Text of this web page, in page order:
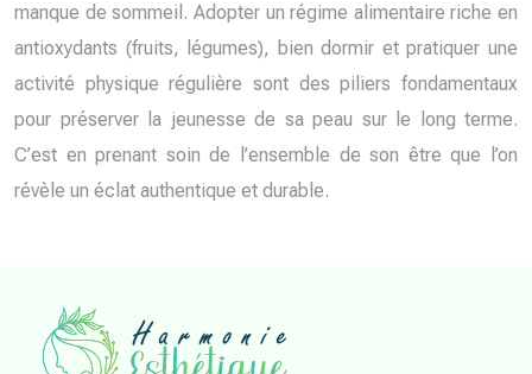
manque de sommeil. Adopter un régime alimentaire riche en
antioxydants (fruits, légumes), bien dormir et pratiquer une
activité physique régulière sont des piliers fondamentaux
pour préserver la jeunesse de sa peau sur le long terme.
C’est en prenant soin de l’ensemble de son être que l’on
révèle un éclat authentique et durable.